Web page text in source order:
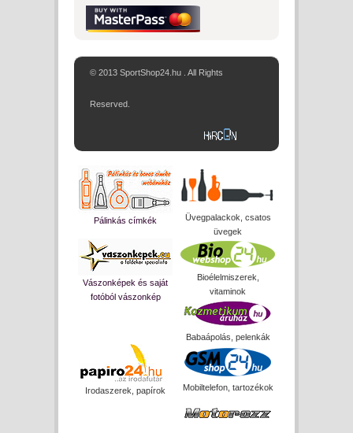
© 2013 SportShop24.hu . All Rights
Reserved.
Pálinkás címkék
Üvegpalackok, csatos
üvegek
Vászonképek és saját
fotóból vászonkép
Bioélelmiszerek,
vitaminok
Babaápolás, pelenkák
Irodaszerek, papírok Mobiltelefon, tartozékok